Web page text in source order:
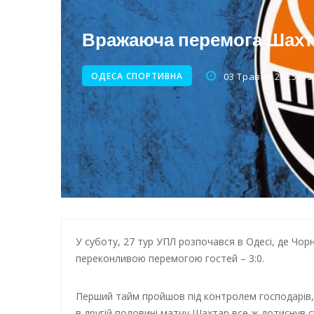
Енергетична підтримка
Вражаюча перемога
ОДЕСА СПОРТИВНА 03 Травня 2025,
У суботу, 27 тур УПЛ розпочався в Одесі, де
переконливою перемогою гостей – 3:0.
Перший тайм пройшов під контролем